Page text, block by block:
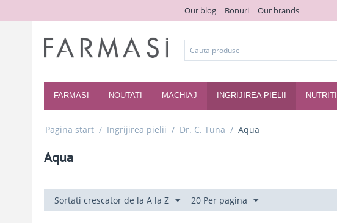
Our blog Bonuri Our brands
FARMASI NOUTATI MACHIAJ INGRIJIREA PIELII
Pagina start / Ingrijirea pielii / Dr. C. Tuna / Aqua
Aqua
Sortati crescator de la A la Z 20 Per pagina